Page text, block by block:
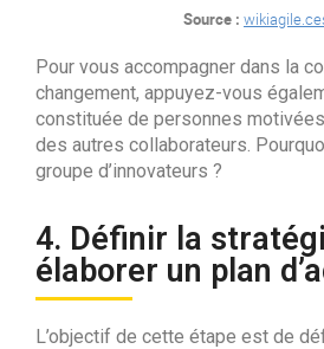
Source :
Pour vous accompagner dans la
changement, appuyez-vous
constituée de personnes
des autres collaborateurs.
groupe d’innovateurs ?
4. Définir la
élaborer un plan
L’objectif de cette étape est de